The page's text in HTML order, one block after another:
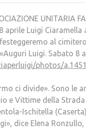
avrebbe
al
Luigi. Sabato
photos/
ci divide». Sono le
e Vittime della
Ischitella
dice Elena